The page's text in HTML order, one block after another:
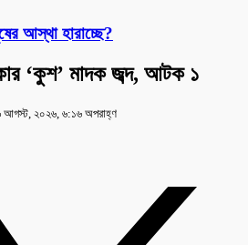
আস্থা হারাচ্ছে?
‘কুশ’ মাদক জব্দ, আটক ১
আগস্ট, ২০২৬, ৬:১৬ অপরাহ্ণ